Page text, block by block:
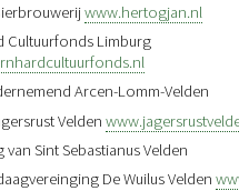
www.hertogjan.nl
Cultuurfonds Limburg
Arcen-Lomm-Velden
Velden
van Sint Sebastianus Velden
De Wuilus Velden